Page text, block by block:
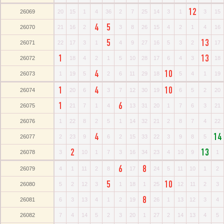
26069 20 15 1 4 36 2 7 25 14 3 1 12 3 15
26070 21 16 2 4 5 3 8 26 15 4 2 1 4 16
26071 22 17 3 1 5 4 9 27 16 5 3 2 13 17
26072 1 18 4 2 1 5 10 28 17 6 4 3 13 18
26073 1 19 5 4 2 6 11 29 18 10 5 4 1 19
26074 1 20 6 4 3 7 12 30 19 10 6 5 2 20
26075 1 21 7 1 4 6 13 31 20 1 7 6 3 21
26076 1 22 8 2 5 1 14 32 21 2 8 7 4 22
26077 2 23 9 4 6 2 15 33 22 3 9 8 5 14
26078 3 2 10 1 7 3 16 34 23 4 10 9 13 1
26079 4 1 11 2 8 6 17 8 24 5 11 10 1 2
26080 5 2 12 3 5 1 18 1 25 10 12 11 2 3
26081 6 3 13 4 1 2 19 8 26 1 13 12 3 4
26082 7 4 14 5 2 3 20 1 27 2 14 13 4 5